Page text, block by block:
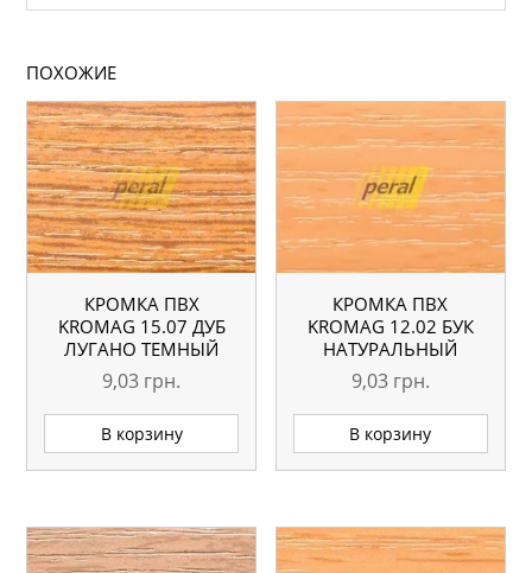
ПОХОЖИЕ
КРОМКА ПВХ
KROMAG 15.07 ДУБ
ЛУГАНО ТЕМНЫЙ
22×0,6 ММ
9,03 грн.
В корзину
КРОМКА ПВХ
KROMAG 12.02 БУК
НАТУРАЛЬНЫЙ
22×0,6 ММ
9,03 грн.
В корзину